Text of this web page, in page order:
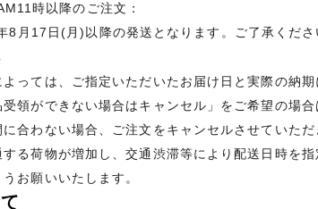
時以降のご注文：
8月17日(月)以降の発送となります。ご了承くださ
っては、ご指定いただいたお届け日と実際の納
受領ができない場合はキャンセル」をご希望の場
合わない場合、ご注文をキャンセルさせていただ
る荷物が増加し、交通渋滞等により配送日時を
お願いいたします。